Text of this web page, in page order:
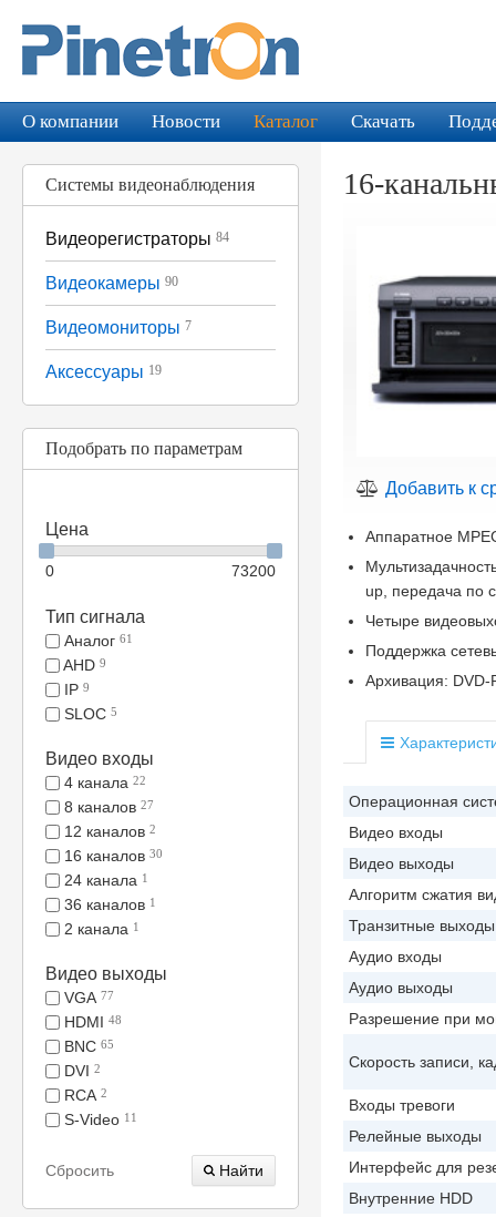
О компании Новости Каталог Скачать
Системы видеонаблюдения
Видеорегистраторы 84
Видеокамеры 90
Видеомониторы 7
Аксессуары 19
Подобрать по параметрам
Цена
0 73200
Тип сигнала
Аналог 61
AHD 9
IP 9
SLOC 5
Видео входы
4 канала 22
8 каналов 27
12 каналов 2
16 каналов 30
24 канала 1
36 каналов 1
2 канала 1
Видео выходы
VGA 77
HDMI 48
BNC 65
DVI 2
RCA 2
S-Video 11
Сбросить
16-
Добавить к
Аппаратное
up, передача по
Четыре
Поддержка
Архивация: DVD-
Операционная
Видео входы
Видео выходы
Алгоритм сжатия
Транзитные выходы
Аудио входы
Аудио выходы
Разрешение при
Скорость записи,
Входы тревоги
Релейные выходы
Интерфейс для
Внутренние HDD